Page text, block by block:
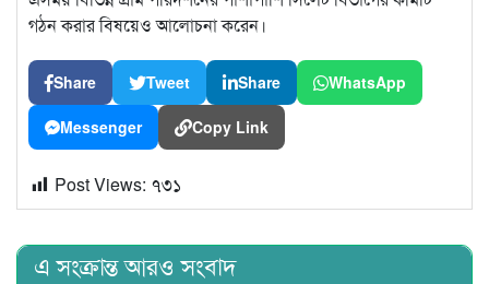
গঠন করার বিষয়েও আলোচনা করেন।
Share Tweet Share WhatsApp
Messenger Copy Link
Post Views: ৭৩১
এ সংক্রান্ত আরও সংবাদ